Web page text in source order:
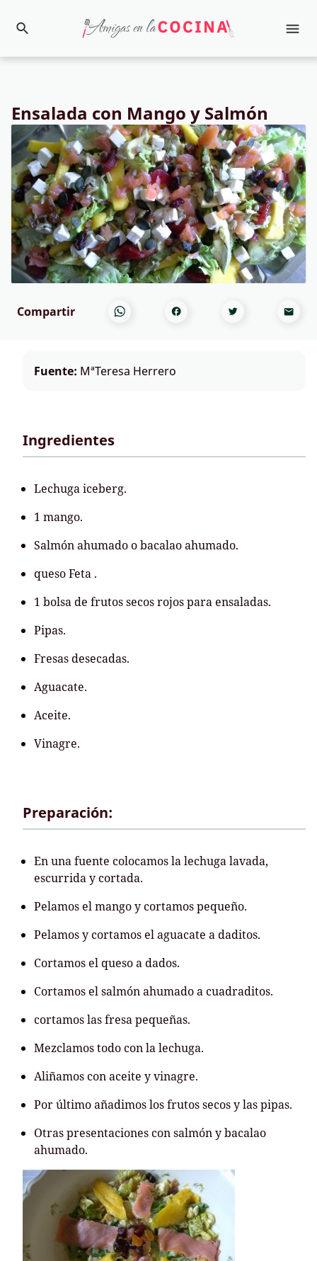
Ensalada con Mango y Salmón
Compartir
Fuente: MªTeresa Herrero
Ingredientes
Lechuga iceberg.
1 mango.
Salmón ahumado o bacalao ahumado.
queso Feta .
1 bolsa de frutos secos rojos para ensaladas.
Pipas.
Fresas desecadas.
Aguacate.
Aceite.
Vinagre.
Preparación:
En una fuente colocamos la lechuga lavada,
escurrida y cortada.
Pelamos el mango y cortamos pequeño.
Pelamos y cortamos el aguacate a daditos.
Cortamos el queso a dados.
Cortamos el salmón ahumado a cuadraditos.
cortamos las fresa pequeñas.
Mezclamos todo con la lechuga.
Aliñamos con aceite y vinagre.
Por último añadimos los frutos secos y las pipas.
Otras presentaciones con salmón y bacalao
ahumado.